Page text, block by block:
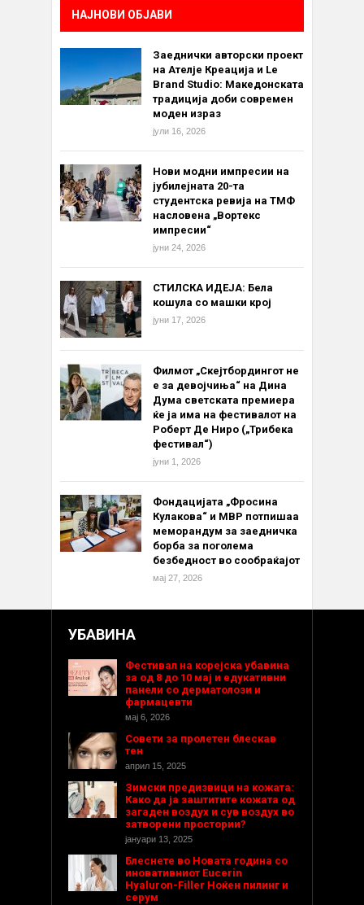
НАЈНОВИ ОБЈАВИ
Заеднички авторски проект
на Ателје Креација и Le
Brand Studio: Македонската
традиција доби современ
моден израз
јули 16, 2026
Нови модни импресии на
јубилејната 20-та
студентска ревија на ТМФ
насловена „Вортекс
импресии“
јуни 24, 2026
СТИЛСКА ИДЕЈА: Бела
кошула со машки крој
јуни 17, 2026
Филмот „Скејтбордингот не
е за девојчиња“ на Дина
Дума светската премиера
ќе ја има на фестивалот на
Роберт Де Ниро („Трибека
фестивал“)
јуни 1, 2026
Фондацијата „Фросина
Кулакова“ и МВР потпишаа
меморандум за заедничка
борба за поголема
безбедност во сообраќајот
мај 27, 2026
УБАВИНА
Фестивал на корејска убавина
за од 8 до 10 мај и едукативни
панели со дерматолози и
фармацевти
мај 6, 2026
Совети за пролетен блескав
тен
април 15, 2025
Зимски предизвици на кожата:
Како да ја заштитите кожата од
загаден воздух и сув воздух во
затворени простории?
јануари 13, 2025
Блеснете во Новата година со
иновативниот Eucerin
Hyaluron-Filler Ноќен пилинг и
серум